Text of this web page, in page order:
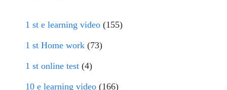
1 st e learning video (155)
1 st Home work (73)
1 st online test (4)
10 e learning video (166)